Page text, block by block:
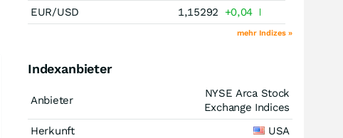
EUR/USD
1,15292 +0,04
mehr Indizes »
Indexanbieter
Anbieter
NYSE Arca Stock
Exchange Indices
Herkunft
USA